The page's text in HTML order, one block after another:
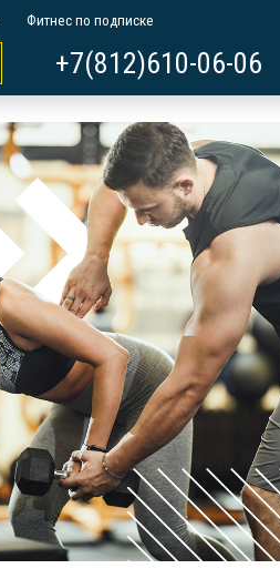
Фитнес по подписке
+7(812)610-06-06